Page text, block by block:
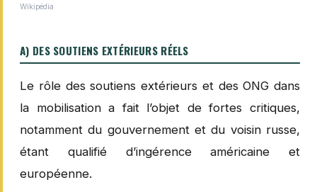
Wikipédia
A) DES SOUTIENS EXTÉRIEURS RÉELS
Le rôle des soutiens extérieurs et des ONG dans
la mobilisation a fait l’objet de fortes critiques,
notamment du gouvernement et du voisin russe,
étant qualifié d’ingérence américaine et
européenne.